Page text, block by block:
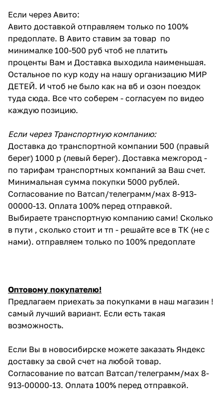
Если через Авито:
Авито доставкой отправляем только по 100%
предоплате. В Авито ставим за товар по
минималке 100-500 руб чтоб не платить
проценты Вам и Доставка выходила наименьшая.
Остальное по кур коду на нашу организацию МИР
ДЕТЕЙ. И чтоб не было как на вб и озон поездок
туда сюда. Все что соберем - согласуем по видео
каждую позицию.
Если через Транспортную компанию:
Доставка до транспортной компании 500 (правый
берег) 1000 р (левый берег). Доставка межгород -
по тарифам транспортных компаний за Ваш счет.
Минимальная сумма покупки 5000 рублей.
Согласование по Ватсап/телеграмм/мах 8-913-
00000-13. Оплата 100% перед отправкой.
Выбираете транспортную компанию сами! Сколько
в пути , сколько стоит и тп - решайте все в ТК (не с
нами). отправляем только по 100% предоплате
Оптовому покупателю!
Предлагаем приехать за покупками в наш магазин !
самый лучший вариант. Если есть такая
возможность.
Если Вы в новосибирске можете заказать Яндекс
доставку за свой счет на любой товар.
Согласование по ватсап Ватсап/телеграмм/мах 8-
913-00000-13. Оплата 100% перед отправкой.